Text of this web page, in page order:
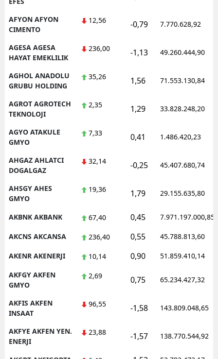
AFYON AFYON
CIMENTO
12,56 -0,79 7.770.628,92
AGESA AGESA
HAYAT EMEKLILIK
236,00 -1,13 49.260.444,90
AGHOL ANADOLU
GRUBU HOLDING
35,26 1,56 71.553.130,84
AGROT AGROTECH
TEKNOLOJI
2,35 1,29 33.828.248,20
AGYO ATAKULE
GMYO
7,33 0,41 1.486.420,23
AHGAZ AHLATCI
DOGALGAZ
32,14 -0,25 45.407.680,74
AHSGY AHES
GMYO
19,36 1,79 29.155.635,80
AKBNK AKBANK 67,40 0,45 7.971.197.000,85
AKCNS AKCANSA 236,40 0,55 45.788.813,60
AKENR AKENERJI 10,14 0,90 51.859.410,14
AKFGY AKFEN
GMYO
2,69 0,75 65.234.427,32
AKFIS AKFEN
INSAAT
96,55 -1,58 143.809.048,65
AKFYE AKFEN YEN.
ENERJI
23,88 -1,57 138.770.544,92